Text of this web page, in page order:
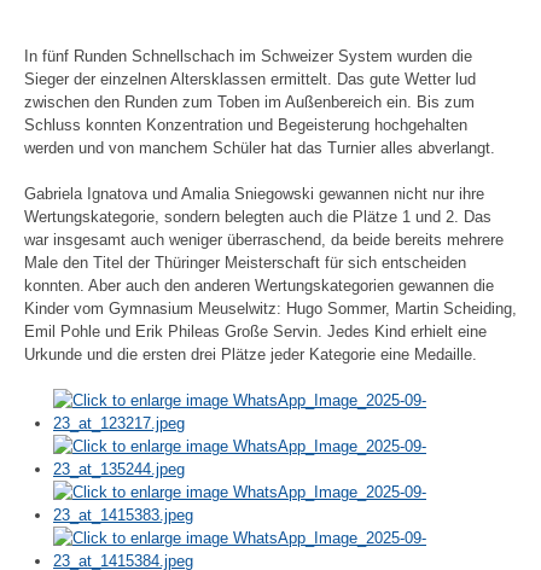
In fünf Runden Schnellschach im Schweizer System wurden die
Sieger der einzelnen Altersklassen ermittelt. Das gute Wetter lud
zwischen den Runden zum Toben im Außenbereich ein. Bis zum
Schluss konnten Konzentration und Begeisterung hochgehalten
werden und von manchem Schüler hat das Turnier alles abverlangt.
Gabriela Ignatova und Amalia Sniegowski gewannen nicht nur ihre
Wertungskategorie, sondern belegten auch die Plätze 1 und 2. Das
war insgesamt auch weniger überraschend, da beide bereits mehrere
Male den Titel der Thüringer Meisterschaft für sich entscheiden
konnten. Aber auch den anderen Wertungskategorien gewannen die
Kinder vom Gymnasium Meuselwitz: Hugo Sommer, Martin Scheiding,
Emil Pohle und Erik Phileas Große Servin. Jedes Kind erhielt eine
Urkunde und die ersten drei Plätze jeder Kategorie eine Medaille.